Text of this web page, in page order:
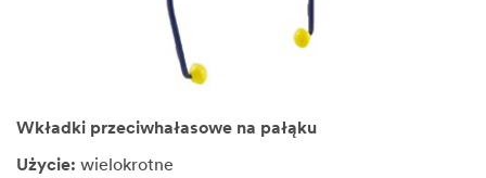
Wkładki przeciwhałasowe na pałąku
Użycie: wielokrotne